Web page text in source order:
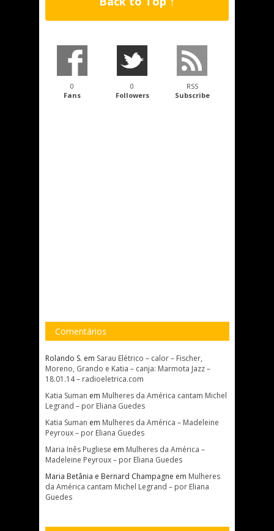
0
Fans
0
Followers
RSS
Subscribe
Comentários
Rolando S. em Sarau Elétrico – calor – Fischer,
Moreno, Grando e Katia – canja: Marmota Jazz –
18.01.14 – radioeletrica.com
Katia Suman em Mulheres da América cantam Michel
Legrand – por Eliana Guedes
Katia Suman em Mulheres da América – Madeleine
Peyroux – por Eliana Guedes
Maria Inês Pugliese em Mulheres da América –
Madeleine Peyroux – por Eliana Guedes
Maria Betânia e Bernard Champagne em Mulheres
da América cantam Michel Legrand – por Eliana
Guedes